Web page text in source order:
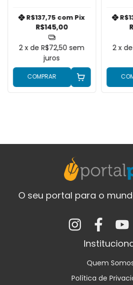
R$145,00
R$137,75 comPix
2 x deR$72,50 sem
juros
COMPRAR
2 x
O seu portal para o
Quem
Política de